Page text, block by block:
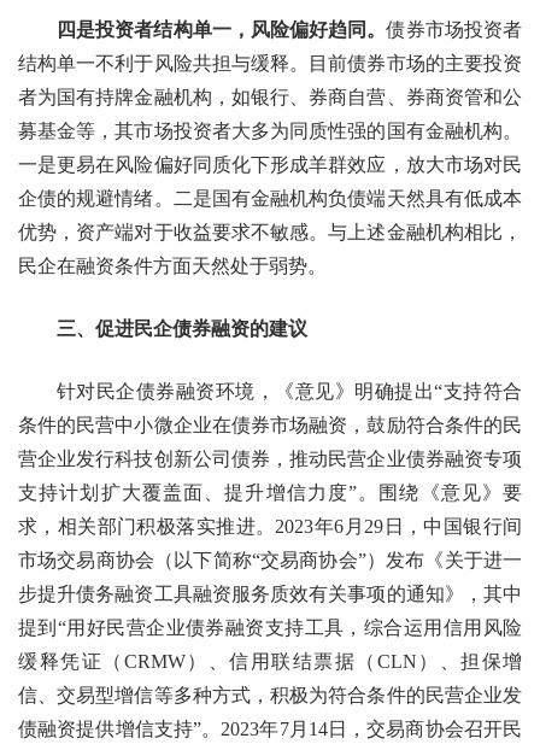
四是投资者结构单一，风险偏好趋同。债券市场投资者
结构单一不利于风险共担与缓释。目前债券市场的主要投资
者为国有持牌金融机构，如银行、券商自营、券商资管和公
募基金等，其市场投资者大多为同质性强的国有金融机构。
一是更易在风险偏好同质化下形成羊群效应，放大市场对民
企债的规避情绪。二是国有金融机构负债端天然具有低成本
优势，资产端对于收益要求不敏感。与上述金融机构相比，
民企在融资条件方面天然处于弱势。
三、促进民企债券融资的建议
针对民企债券融资环境，《意见》明确提出“支持符合
条件的民营中小微企业在债券市场融资，鼓励符合条件的民
营企业发行科技创新公司债券，推动民营企业债券融资专项
支持计划扩大覆盖面、提升增信力度”。围绕《意见》要
求，相关部门积极落实推进。2023年6月29日，中国银行间
市场交易商协会（以下简称“交易商协会”）发布《关于进一
步提升债务融资工具融资服务质效有关事项的通知》，其中
提到“用好民营企业债券融资支持工具，综合运用信用风险
缓释凭证（CRMW）、信用联结票据（CLN）、担保增
信、交易型增信等多种方式，积极为符合条件的民营企业发
债融资提供增信支持”。2023年7月14日，交易商协会召开民